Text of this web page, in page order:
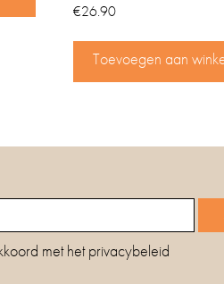
€26.90
Toevoegen aan
met het privacybeleid